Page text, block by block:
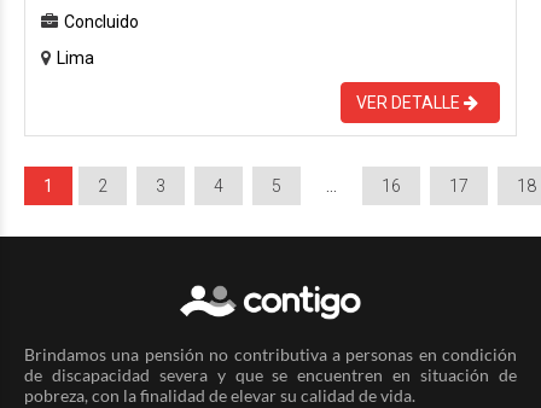
Concluido
Lima
VER DETALLE
1 2 3 4 5 16 17 18
Brindamos una pensión no contributiva a personas en condición
de discapacidad severa y que se encuentren en situación de
pobreza, con la finalidad de elevar su calidad de vida.